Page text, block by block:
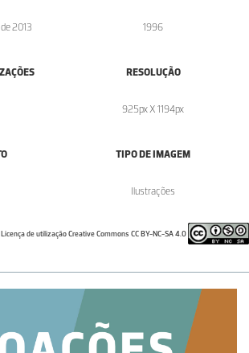
2013 1996
RESOLUÇÃO
925px X 1194px
TIPO DE IMAGEM
Ilustrações
Licença de utilização Creative Commons CC BY-NC-SA 4.0